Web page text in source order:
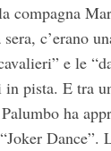
compagna
c’erano
e le
in pista. E tra
ha
Dance”.